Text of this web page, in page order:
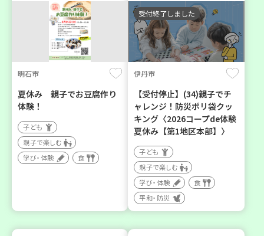
明石市
夏休み 親子でお豆腐作り
体験！
子ども
親子で楽しむ
学び・体験
食
受付終了しました
伊丹市
【受付停止】(34)親子でチ
ャレンジ！防災ポリ袋クッ
キング〈2026コープde体験
夏休み【第1地区本部】〉
子ども
親子で楽しむ
学び・体験
食
平和・防災